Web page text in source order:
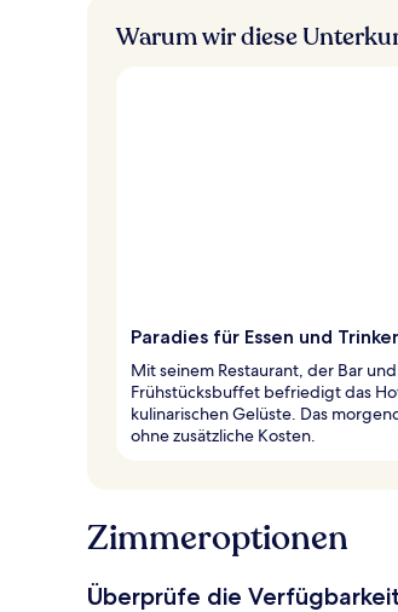
Warum wir diese
Paradies für Essen und
Mit seinem Restaurant, der Bar
Frühstücksbuffet befriedigt das
kulinarischen Gelüste. Das
ohne zusätzliche Kosten.
Zimmeroptionen
Überprüfe die